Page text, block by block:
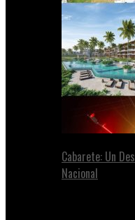
Cabarete: Un
Nacional